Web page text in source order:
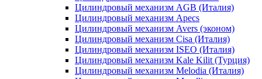
Цилиндровый механизм AGB (Италия)
Цилиндровый механизм Apecs
Цилиндровый механизм Avers (эконом)
Цилиндровый механизм Cisa (Италия)
Цилиндровый механизм ISEO (Италия)
Цилиндровый механизм Kale Kilit (Турция)
Цилиндровый механизм Melodia (Италия)